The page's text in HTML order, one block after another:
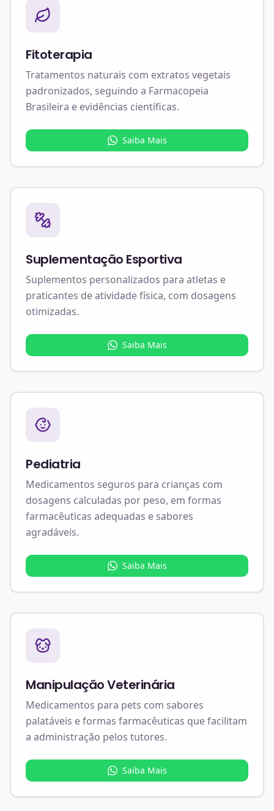
Fitoterapia
Tratamentos naturais com extratos vegetais
padronizados, seguindo a Farmacopeia
Brasileira e evidências científicas.
Saiba Mais
Suplementação Esportiva
Suplementos personalizados para atletas e
praticantes de atividade física, com dosagens
otimizadas.
Saiba Mais
Pediatria
Medicamentos seguros para crianças com
dosagens calculadas por peso, em formas
farmacêuticas adequadas e sabores
agradáveis.
Saiba Mais
Manipulação Veterinária
Medicamentos para pets com sabores
palatáveis e formas farmacêuticas que facilitam
a administração pelos tutores.
Saiba Mais